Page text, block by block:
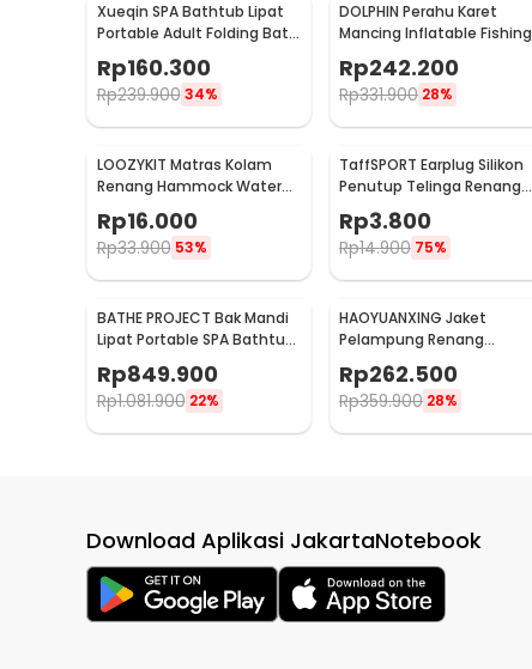
Xueqin SPA Bathtub Lipat
Portable Adult Folding Bath
65x70 cm - 18401
Rp160.300
Rp239.900 34%
DOLPHIN Perahu Karet
Mancing Inflatable Fishing
Rp242.200
Rp331.900 28%
LOOZYKIT Matras Kolam
Renang Hammock Water
Bed - L002
Rp16.000
Rp33.900 53%
TaffSPORT Earplug Silikon
Penutup Telinga Renang
Anti Air - TN01
Rp3.800
Rp14.900 75%
BATHE PROJECT Bak Mandi
Lipat Portable SPA Bathtub
Adult - KY-18
Rp849.900
Rp1.081.900 22%
HAOYUANXING Jaket
Pelampung Renang
Dewasa Life Jacket Water
Sport Vest M - JR-38
Rp262.500
Rp359.900 28%
Download Aplikasi JakartaNotebook